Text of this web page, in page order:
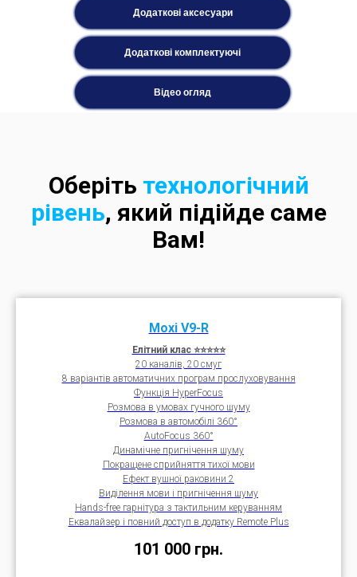
Додаткові аксесуари
Додаткові комплектуючі
Відео огляд
Оберіть технологічний
рівень, який підійде саме
Вам!
Moxi V9-R
Елітний клас ⭐⭐⭐⭐⭐
20 каналів, 20 смуг
8 варіантів автоматичних програм прослуховування
Функція HyperFocus
Розмова в умовах гучного шуму
Розмова в автомобілі 360°
AutoFocus 360°
Динамічне пригнічення шуму
Покращене сприйняття тихої мови
Ефект вушної раковини 2
Виділення мови і пригнічення шуму
Hands-free гарнітура з тактильним керуванням
Еквалайзер і повний доступ в додатку Remote Plus
101 000 грн.